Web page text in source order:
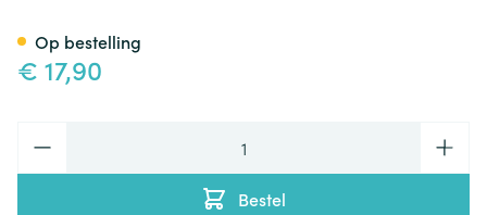
€ 17,90
Bestel
Op bestelling